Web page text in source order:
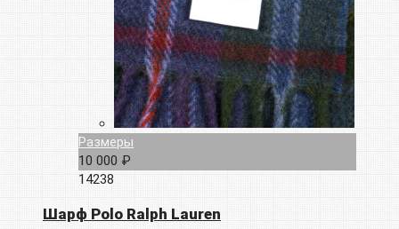
Размеры
10 000 ₽
14238
Шарф Polo Ralph Lauren